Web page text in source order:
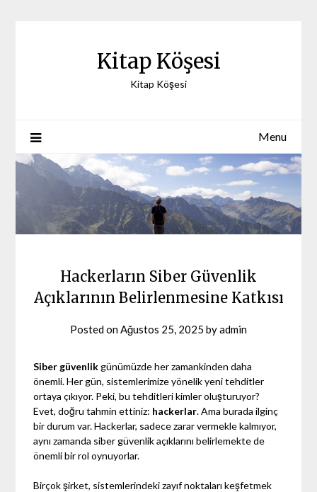
Kitap Köşesi
Kitap Köşesi
Menu
Hackerların Siber Güvenlik
Açıklarının Belirlenmesine Katkısı
Posted on Ağustos 25, 2025 byadmin
Siber güvenlikgünümüzde her zamankinden daha
önemli. Her gün, sistemlerimize yönelik yeni tehditler
ortaya çıkıyor. Peki, bu tehditleri kimler oluşturuyor?
Evet, doğru tahmin ettiniz: hackerlar. Ama burada ilginç
bir durum var. Hackerlar, sadece zarar vermekle kalmıyor,
aynı zamanda siber güvenlik açıklarını belirlemekte de
önemli bir rol oynuyorlar.
Birçok şirket, sistemlerindeki zayıf noktaları keşfetmek